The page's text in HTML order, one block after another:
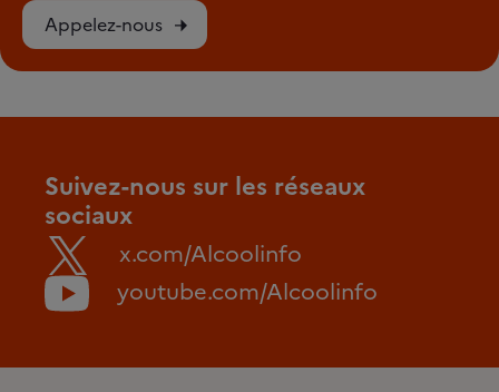
Appelez-nous
Suivez-nous sur les réseaux
sociaux
x.com/Alcoolinfo
youtube.com/Alcoolinfo